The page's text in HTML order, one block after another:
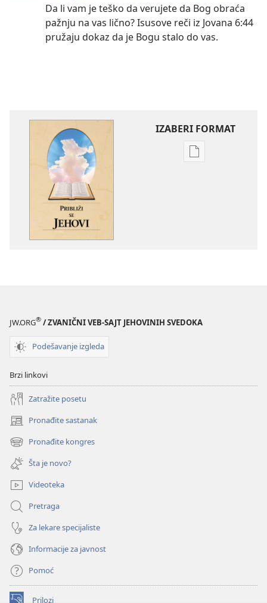
Da li vam je teško da verujete da Bog obraća
pažnju na vas lično? Isusove reči iz Jovana 6:44
pružaju dokaz da je Bogu stalo do vas.
IZABERI FORMAT
Formati
JW.ORG® / ZVANIČNI VEB-SAJT JEHOVINIH SVEDOKA
Podešavanje izgleda
Brzi linkovi
Zatražite posetu
Pronađite sastanak
(otvara
novi
prozor)
Pronađite kongres
(otvara
novi
prozor)
Šta je novo?
Videoteka
Pretraga
Za lekare specijaliste
Informacije za javnost
Pomoć
Prilozi